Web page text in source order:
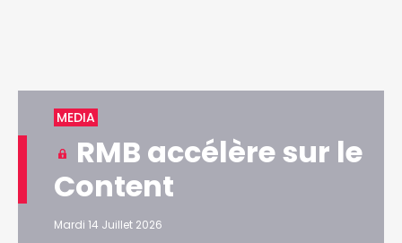
MEDIA
RMB accélère sur le
Content
Mardi 14 Juillet 2026